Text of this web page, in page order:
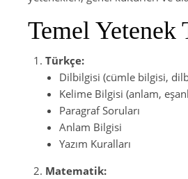
Temel Yetenek
Türkçe:
Dilbilgisi (cümle bilgisi,
Kelime Bilgisi (anlam,
Paragraf Soruları
Anlam Bilgisi
Yazım Kuralları
Matematik: